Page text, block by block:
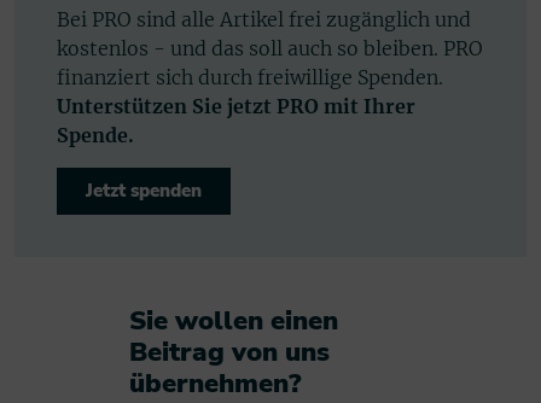
Bei PRO sind alle Artikel frei zugänglich und
kostenlos - und das soll auch so bleiben. PRO
finanziert sich durch freiwillige Spenden.
Unterstützen Sie jetzt PRO mit Ihrer
Spende.
Jetzt spenden
Sie wollen einen
Beitrag von uns
übernehmen?​